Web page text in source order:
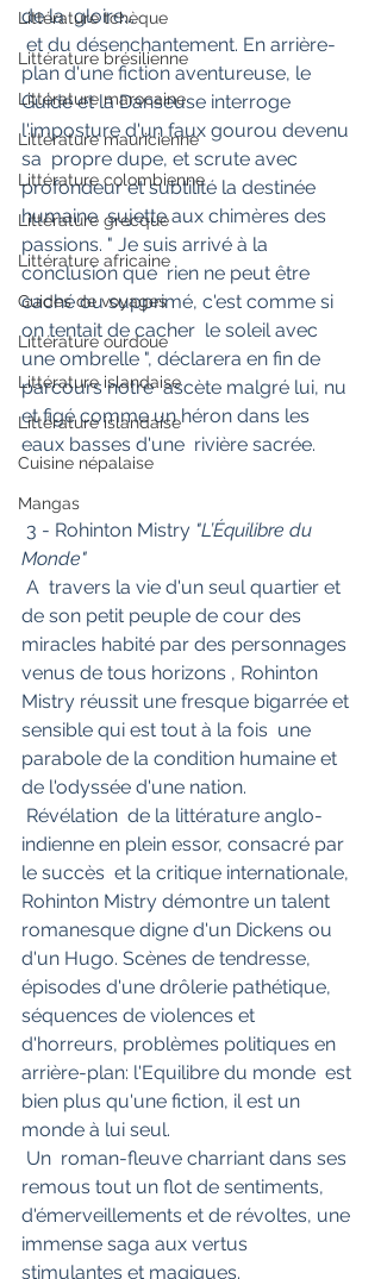
Littérature tchèque
Littérature brésilienne
Littérature marocaine
Littérature mauricienne
Littérature colombienne
Littérature grecque
Littérature africaine
Guides de voyages
Littérature ourdoue
Littérature islandaise
Littérature islandaise
Cuisine népalaise
Mangas
de la  gloire...
plan d'une fiction aventureuse, le
Guide et la Danseuse interroge
l'imposture d'un faux gourou devenu
sa  propre dupe, et scrute avec
profondeur et subtilité la destinée
humaine  sujette aux chimères des
passions. " Je suis arrivé à la
conclusion que  rien ne peut être
caché ou supprimé, c'est comme si
on tentait de cacher  le soleil avec
une ombrelle ", déclarera en fin de
parcours notre  ascète malgré lui, nu
et figé comme un héron dans les
eaux basses d'une  rivière sacrée.
3 - Rohinton Mistry "L’Équilibre du
Monde"
de son petit peuple de cour des
miracles habité par des personnages
venus de tous horizons , Rohinton
Mistry réussit une fresque bigarrée et
sensible qui est tout à la fois  une
parabole de la condition humaine et
de l'odyssée d'une nation.
indienne en plein essor, consacré par
le succès  et la critique internationale,
Rohinton Mistry démontre un talent
romanesque digne d'un Dickens ou
d'un Hugo. Scènes de tendresse,
épisodes d'une drôlerie pathétique,
séquences de violences et
d'horreurs, problèmes politiques en
arrière-plan: l'Equilibre du monde  est
bien plus qu'une fiction, il est un
monde à lui seul.
remous tout un flot de sentiments,
d'émerveillements et de révoltes, une
immense saga aux vertus
stimulantes et magiques.